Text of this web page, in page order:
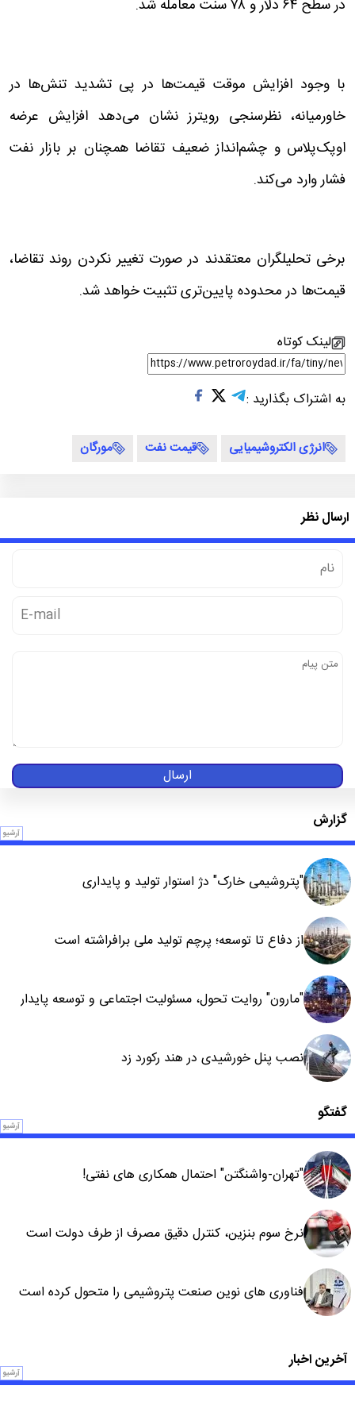
در سطح ۶۴ دلار و ۷۸ سنت معامله شد.
با وجود افزایش موقت قیمت‌ها در پی تشدید تنش‌ها در
خاورمیانه، نظرسنجی رویترز نشان می‌دهد افزایش عرضه
اوپک‌پلاس و چشم‌انداز ضعیف تقاضا همچنان بر بازار نفت
فشار وارد می‌کند.
برخی تحلیلگران معتقدند در صورت تغییر نکردن روند تقاضا،
قیمت‌ها در محدوده پایین‌تری تثبیت خواهد شد.
لینک کوتاه
به اشتراک بگذارید :
انرژی الکتروشیمیایی قیمت نفت مورگان
ارسال نظر
ارسال
گزارش
آرشیو
"پتروشیمی خارک" دژ استوار تولید و پایداری
از دفاع تا توسعه؛ پرچم تولید ملی برافراشته است
"مارون" روایت تحول، مسئولیت اجتماعی و توسعه پایدار
نصب پنل خورشیدی در هند رکورد زد
گفتگو
آرشیو
"تهران-واشنگتن" احتمال همکاری های نفتی!
نرخ سوم بنزین، کنترل دقیق مصرف از طرف دولت است
فناوری های نوین صنعت پتروشیمی را متحول کرده است
آخرین اخبار
آرشیو